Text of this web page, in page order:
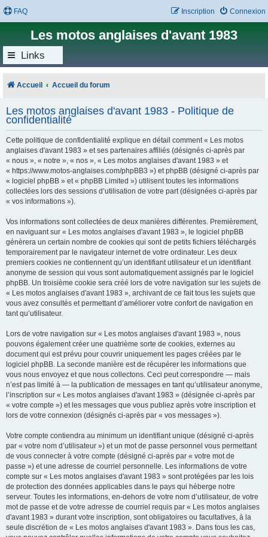
FAQ Connexion
Inscription
Les motos anglaises d'avant 1983
Links
Accueil Accueil du forum
Les motos anglaises d'avant 1983 - Politique de
confidentialité
Cette politique de confidentialité explique en détail comment « Les motos
anglaises d'avant 1983 » et ses partenaires affiliés (désignés ci-après par
« nous », « notre », « nos », « Les motos anglaises d'avant 1983 » et
« https://www.motos-anglaises.com/phpBB3 ») et phpBB (désigné ci-après par
« logiciel phpBB » et « phpBB Limited ») utilisent toutes les informations
collectées lors des sessions d’utilisation de votre part (désignées ci-après par
« vos informations »).
Vos informations sont collectées de deux manières différentes. Premièrement,
en naviguant sur « Les motos anglaises d'avant 1983 », le logiciel phpBB
génèrera un certain nombre de cookies qui sont de petits fichiers téléchargés
temporairement par le navigateur internet de votre ordinateur. Les deux
premiers cookies ne contiennent qu’un identifiant utilisateur et un identifiant
anonyme de session qui vous sont automatiquement assignés par le logiciel
phpBB. Un troisième cookie sera créé lors de votre navigation sur les sujets de
« Les motos anglaises d'avant 1983 », archivant de ce fait tous les sujets que
vous avez consultés et permettant d’améliorer votre confort de navigation en
tant qu’utilisateur.
Lors de votre navigation sur « Les motos anglaises d'avant 1983 », nous
pouvons également créer une quatrième sorte de cookies, externes au
document qui est prévu pour couvrir uniquement les pages créées par le
logiciel phpBB. La seconde manière est de récupérer les informations que
vous nous envoyez et que nous collectons. Ceci peut correspondre — mais
n’est pas limité à — la publication de messages en tant qu’utilisateur anonyme,
l’inscription sur « Les motos anglaises d'avant 1983 » (désignée ci-après par
« votre compte ») et les messages que vous publiez après votre inscription et
lors de votre connexion (désignés ci-après par « vos messages »).
Votre compte contiendra au minimum un identifiant unique (désigné ci-après
par « votre nom d’utilisateur ») et un mot de passe personnel vous permettant
de vous connecter à votre compte (désigné ci-après par « votre mot de
passe ») et une adresse de courriel personnelle. Les informations de votre
compte sur « Les motos anglaises d'avant 1983 » sont protégées par les lois
de protection des données applicables dans le pays qui héberge notre
serveur. Toutes les informations, en-dehors de votre nom d’utilisateur, de votre
mot de passe et de votre adresse de courriel requis par « Les motos anglaises
d'avant 1983 » durant votre inscription, sont obligatoires ou facultatives, à la
seule discrétion de « Les motos anglaises d'avant 1983 ». Dans tous les cas,